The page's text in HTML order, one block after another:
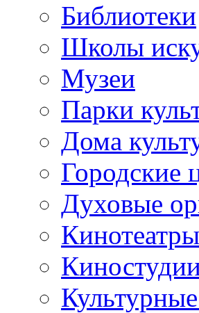
Библиотеки
Школы
Музеи
Парки
Дома
Городские
Духовые
Кинотеатры